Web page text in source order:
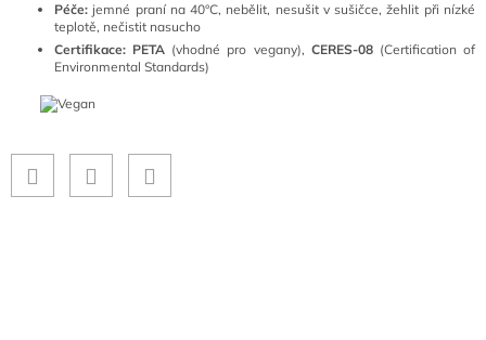
Péče: jemné praní na 40°C, nebělit, nesušit v sušičce, žehlit při nízké
teplotě, nečistit nasucho
Certifikace: PETA (vhodné pro vegany), CERES-08 (Certification of
Environmental Standards)